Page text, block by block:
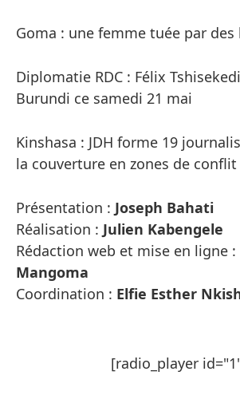
Goma : une femme tuée par
Diplomatie RDC : Félix
Burundi ce samedi 21 mai
Kinshasa : JDH forme 19
la couverture en zones de conflit
Présentation : Joseph Bahati
Réalisation : Julien Kabengele
Rédaction web et mise en ligne :
Mangoma
Coordination : Elfie Esther
[radio_player